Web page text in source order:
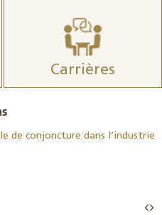
Carrières
de conjoncture dans l’industrie